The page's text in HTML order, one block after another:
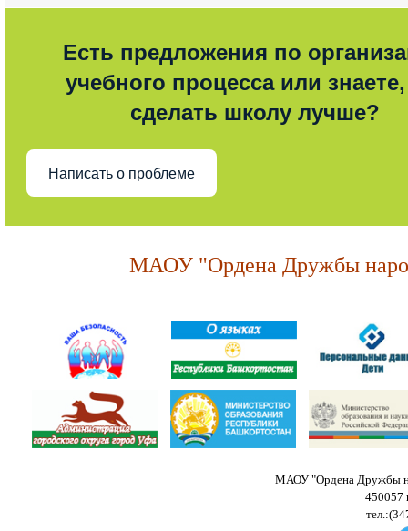
Есть предложения по
учебного процесса или знаете,
сделать школу лучше?
Написать о проблеме
МАОУ "Ордена Дружбы
МАОУ "Ордена Дружбы
450057